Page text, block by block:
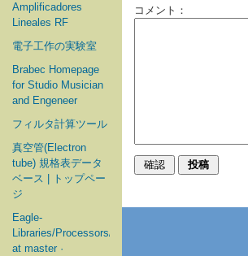
Amplificadores
Lineales RF
電子工作の実験室
Brabec Homepage
for Studio Musician
and Engeneer
フィルタ計算ツール
真空管(Electron
tube) 規格表データ
ベース | トップペー
ジ
Eagle-
Libraries/Processors/Microchip
at master ·
コメント：